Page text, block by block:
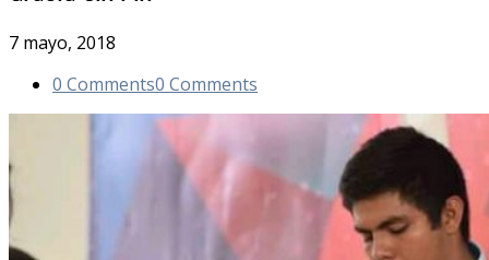
7 mayo, 2018
0 Comments0 Comments